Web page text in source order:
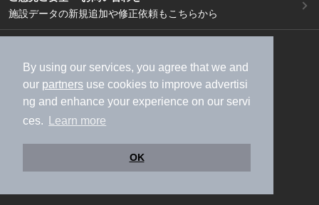
By using our services, you agree that we and
our partners use cookies to improve advertisi
ng and enhance your experience on our servi
ces.
Learn more
OK
施設データの新規追加や修正依頼もこちらから
加盟店募集（資料請求）
広告出稿のご案内
利用規約
ライフスタイルMEMBERS+規約
特定商取引法に基づく表記
ヘルプ
採用情報
運営会社